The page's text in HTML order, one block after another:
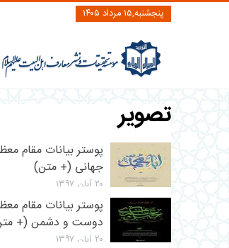
پنجشنبه,۱۵ مرداد ۱۴۰۵
تصویر
پوستر بیانات مقام
جهانی (+ متن)
۲۰ آبان ۱۳۹۷
پوستر بیانات مقام
دوست و دشمن (+
۲۰ آبان ۱۳۹۷